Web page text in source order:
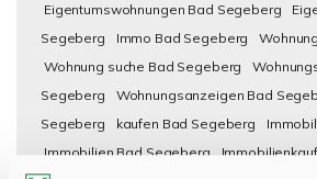
Eigentumswohnungen Bad Segeberg
Segeberg
Immo Bad Segeberg
Wohnung suche Bad Segeberg
Segeberg
Wohnungsanzeigen Bad
Segeberg
kaufen Bad Segeberg
Immobilien Bad Segeberg